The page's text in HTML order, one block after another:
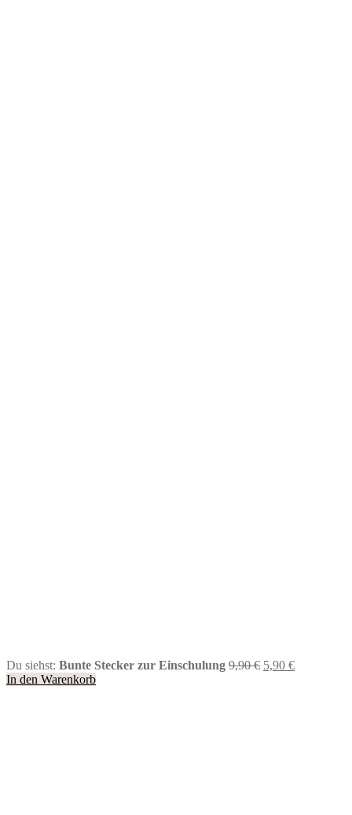
Du siehst: Bunte Stecker zur Einschulung 9,90€ Ursprünglicher
5,90 €Aktueller
In den Warenkorb